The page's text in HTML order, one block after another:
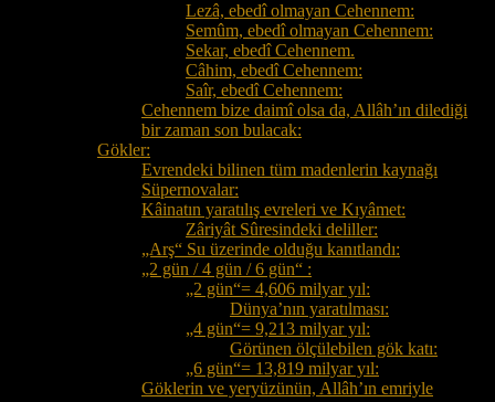
Lezâ, ebedî olmayan Cehennem:
Semûm, ebedî olmayan Cehennem:
Sekar, ebedî Cehennem.
Câhim, ebedî Cehennem:
Saîr, ebedî Cehennem:
Cehennem bize daimî olsa da, Allâh’ın dilediği
bir zaman son bulacak:
Gökler:
Evrendeki bilinen tüm madenlerin kaynağı
Süpernovalar:
Kâinatın yaratılış evreleri ve Kıyâmet:
Zâriyât Sûresindeki deliller:
„Arş“ Su üzerinde olduğu kanıtlandı:
„2 gün / 4 gün / 6 gün“ :
„2 gün“= 4,606 milyar yıl:
Dünya’nın yaratılması:
„4 gün“= 9,213 milyar yıl:
Görünen ölçülebilen gök katı:
„6 gün“= 13,819 milyar yıl:
Göklerin ve yeryüzünün, Allâh’ın emriyle